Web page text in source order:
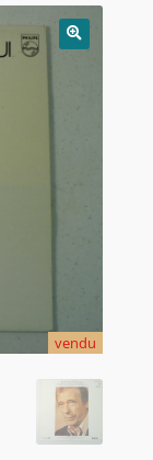
vendu